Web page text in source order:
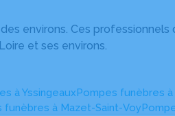
environs. Ces
et ses environs.
à YssingeauxPompes funèbres
funèbres à Mazet-Saint-Voy